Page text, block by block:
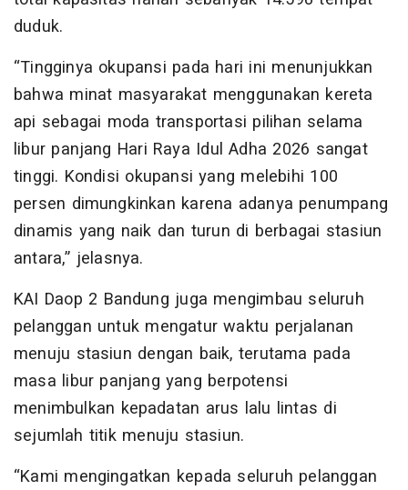
duduk.
“Tingginya okupansi pada hari ini menunjukkan
bahwa minat masyarakat menggunakan kereta
api sebagai moda transportasi pilihan selama
libur panjang Hari Raya Idul Adha 2026 sangat
tinggi. Kondisi okupansi yang melebihi 100
persen dimungkinkan karena adanya penumpang
dinamis yang naik dan turun di berbagai stasiun
antara,” jelasnya.
KAI Daop 2 Bandung juga mengimbau seluruh
pelanggan untuk mengatur waktu perjalanan
menuju stasiun dengan baik, terutama pada
masa libur panjang yang berpotensi
menimbulkan kepadatan arus lalu lintas di
sejumlah titik menuju stasiun.
“Kami mengingatkan kepada seluruh pelanggan